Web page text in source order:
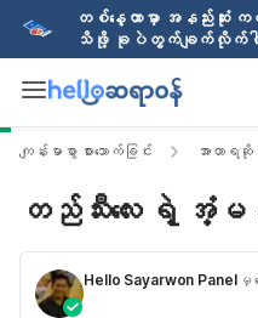
တစ်နေ့တာမှာ အနည်းဆုံ
သိဖို့ ခုပဲတွက်ချက်လိုက်ပ
ကျန်းမာစွာ စားသောက်ခြင်း အာဟာရ
တည်သီးလေး ရဲ့ အံ့
Hello Sayarwon Panelမှ